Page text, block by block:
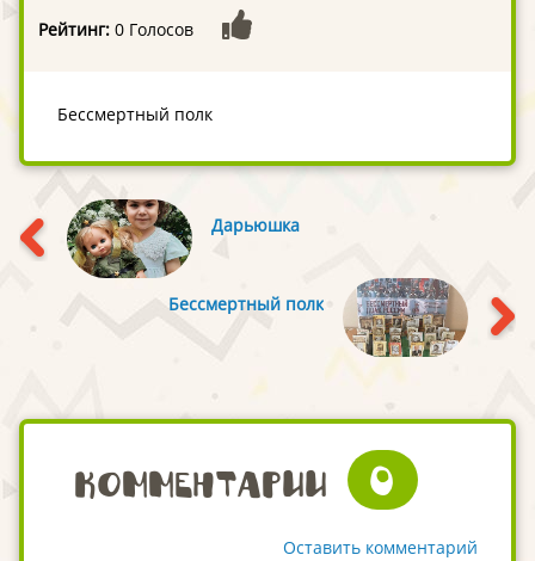
Рейтинг: 0 Голосов
Бессмертный полк
Дарьюшка
Бессмертный полк
Комментарии 0
Оставить комментарий